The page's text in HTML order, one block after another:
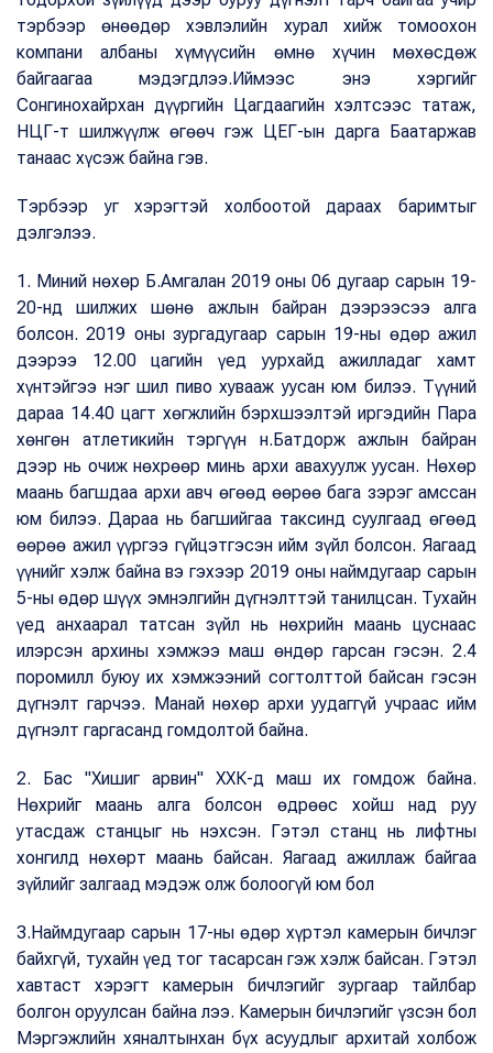
тэрбээр өнөөдөр хэвлэлийн хурал хийж томоохон
компани албаны хүмүүсийн өмнө хүчин мөхөсдөж
байгаагаа мэдэгдлээ.Иймээс энэ хэргийг
Сонгинохайрхан дүүргийн Цагдаагийн хэлтсээс татаж,
НЦГ-т шилжүүлж өгөөч гэж ЦЕГ-ын дарга Баатаржав
танаас хүсэж байна гэв.
Тэрбээр уг хэрэгтэй холбоотой дараах баримтыг
дэлгэлээ.
1. Миний нөхөр Б.Амгалан 2019 оны 06 дугаар сарын 19-
20-нд шилжих шөнө ажлын байран дээрээсээ алга
болсон. 2019 оны зургадугаар сарын 19-ны өдөр ажил
дээрээ 12.00 цагийн үед уурхайд ажилладаг хамт
хүнтэйгээ нэг шил пиво хувааж уусан юм билээ. Түүний
дараа 14.40 цагт хөгжлийн бэрхшээлтэй иргэдийн Пара
хөнгөн атлетикийн тэргүүн н.Батдорж ажлын байран
дээр нь очиж нөхрөөр минь архи авахуулж уусан. Нөхөр
маань багшдаа архи авч өгөөд өөрөө бага зэрэг амссан
юм билээ. Дараа нь багшийгаа таксинд суулгаад өгөөд
өөрөө ажил үүргээ гүйцэтгэсэн ийм зүйл болсон. Яагаад
үүнийг хэлж байна вэ гэхээр 2019 оны наймдугаар сарын
5-ны өдөр шүүх эмнэлгийн дүгнэлттэй танилцсан. Тухайн
үед анхаарал татсан зүйл нь нөхрийн маань цуснаас
илэрсэн архины хэмжээ маш өндөр гарсан гэсэн. 2.4
поромилл буюу их хэмжээний согтолттой байсан гэсэн
дүгнэлт гарчээ. Манай нөхөр архи уудаггүй учраас ийм
дүгнэлт гаргасанд гомдолтой байна.
2. Бас "Хишиг арвин" ХХК-д маш их гомдож байна.
Нөхрийг маань алга болсон өдрөөс хойш над руу
утасдаж станцыг нь нэхсэн. Гэтэл станц нь лифтны
хонгилд нөхөрт маань байсан. Яагаад ажиллаж байгаа
зүйлийг залгаад мэдэж олж болоогүй юм бол
3.Наймдугаар сарын 17-ны өдөр хүртэл камерын бичлэг
байхгүй, тухайн үед тог тасарсан гэж хэлж байсан. Гэтэл
хавтаст хэрэгт камерын бичлэгийг зургаар тайлбар
болгон оруулсан байна лээ. Камерын бичлэгийг үзсэн бол
Мэргэжлийн хяналтынхан бүх асуудлыг архитай холбож